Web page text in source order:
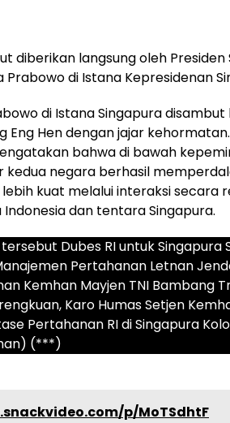
diberikan langsung oleh Presiden
di Istana Kepresidenan
di Istana Singapura
Eng Hen dengan jajar
bahwa di bawah
kedua negara berhasil
kuat melalui interaksi secara
dan tentara Singapura.
Dubes RI untuk Singapura
Pertahanan Letnan
Kemhan Mayjen TNI Bambang
Karo Humas Setjen
Pertahanan RI di Singapura
(***)
p/MoTSdhtF